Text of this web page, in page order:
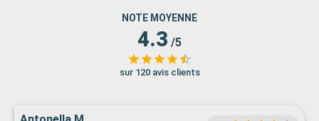
NOTE MOYENNE
4.3 /5
sur 120 avis clients